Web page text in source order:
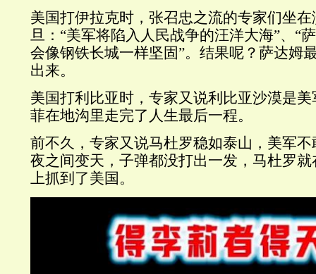
美国打伊拉克时，张召忠之流的专家们坐
旦： “美军将陷入人民战争的汪洋大海”、 “
会像钢铁长城一样坚固”。结果呢？萨达姆
出来。
美国打利比亚时，专家又说利比亚沙漠是
菲在地沟里走完了人生最后一程。
前不久，专家又说马杜罗稳如泰山，美军
夜之间变天，子弹都没打出一发，马杜罗
上抓到了美国。